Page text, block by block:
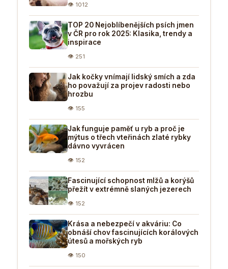
👁 1012
TOP 20 Nejoblíbenějších psích jmen
v ČR pro rok 2025: Klasika, trendy a
inspirace
👁 251
Jak kočky vnímají lidský smích a zda
ho považují za projev radosti nebo
hrozbu
👁 155
Jak funguje paměť u ryb a proč je
mýtus o třech vteřinách zlaté rybky
dávno vyvrácen
👁 152
Fascinující schopnost mlžů a korýšů
přežít v extrémně slaných jezerech
👁 152
Krása a nebezpečí v akváriu: Co
obnáší chov fascinujících korálových
útesů a mořských ryb
👁 150